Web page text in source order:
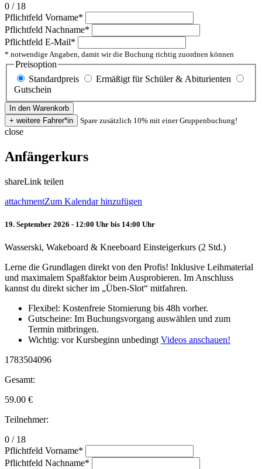
0 / 18
Pflichtfeld Vorname*
Pflichtfeld Nachname*
Pflichtfeld E-Mail*
* notwendige Angaben, damit wir die Buchung richtig zuordnen können
Preisoption
Standardpreis
Ermäßigt für Schüler & Abiturienten
Gutschein
Spare zusätzlich 10% mit einer Gruppenbuchung!
close
Anfängerkurs
shareLink teilen
attachmentZum Kalendar hinzufügen
19. September 2026 - 12:00 Uhr bis 14:00 Uhr
Wasserski, Wakeboard & Kneeboard Einsteigerkurs (2 Std.)
Lerne die Grundlagen direkt von den Profis! Inklusive Leihmaterial
und maximalem Spaßfaktor beim Ausprobieren. Im Anschluss
kannst du direkt sicher im „Üben-Slot“ mitfahren.
Flexibel: Kostenfreie Stornierung bis 48h vorher.
Gutscheine: Im Buchungsvorgang auswählen und zum
Termin mitbringen.
Wichtig: vor Kursbeginn unbedingtVideos anschauen!
1783504096
Gesamt:
59.00 €
Teilnehmer:
0 / 18
Pflichtfeld Vorname*
Pflichtfeld Nachname*